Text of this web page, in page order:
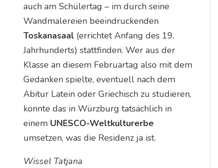
auch am Schülertag – im durch seine
Wandmalereien beeindruckenden
Toskanasaal(errichtet Anfang des 19.
Jahrhunderts) stattfinden. Wer aus der
Klasse an diesem Februartag also mit dem
Gedanken spielte, eventuell nach dem
Abitur Latein oder Griechisch zu studieren,
könnte das in Würzburg tatsächlich in
einem UNESCO-Weltkulturerbe
umsetzen, was die Residenz ja ist.
Wissel Tatjana